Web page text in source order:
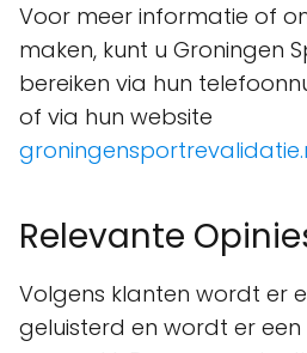
Voor meer informatie of
maken, kunt u Groningen
bereiken via hun
of via hun website
Relevante
Volgens klanten wordt er
geluisterd en wordt er